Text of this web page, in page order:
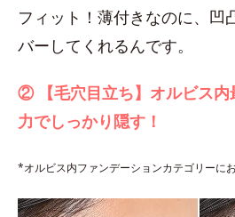
フィット！薄付きなのに、凹
バーしてくれるんです。
② 【毛穴目立ち】オルビス内
力でしっかり隠す！
*オルビス内ファンデーションカテゴリーに